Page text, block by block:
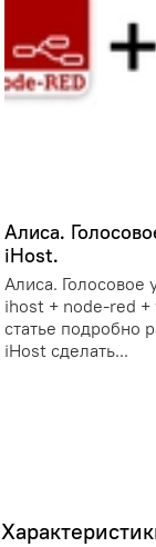
Алиса.
iHost.
Алиса. Голосовое
ihost + node-red +
статье подробно
iHost сделать...